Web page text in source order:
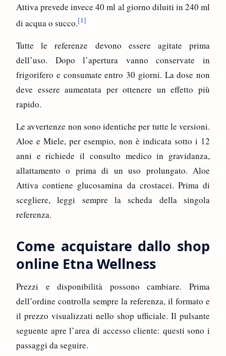
Attiva prevede invece 40 ml al giorno diluiti in 240 ml
di acqua o succo.[1]
Tutte le referenze devono essere agitate prima
dell’uso. Dopo l’apertura vanno conservate in
frigorifero e consumate entro 30 giorni. La dose non
deve essere aumentata per ottenere un effetto più
rapido.
Le avvertenze non sono identiche per tutte le versioni.
Aloe e Miele, per esempio, non è indicata sotto i 12
anni e richiede il consulto medico in gravidanza,
allattamento o prima di un uso prolungato. Aloe
Attiva contiene glucosamina da crostacei. Prima di
scegliere, leggi sempre la scheda della singola
referenza.
Come acquistare dallo shop
online Etna Wellness
Prezzi e disponibilità possono cambiare. Prima
dell’ordine controlla sempre la referenza, il formato e
il prezzo visualizzati nello shop ufficiale. Il pulsante
seguente apre l’area di accesso cliente: questi sono i
passaggi da seguire.